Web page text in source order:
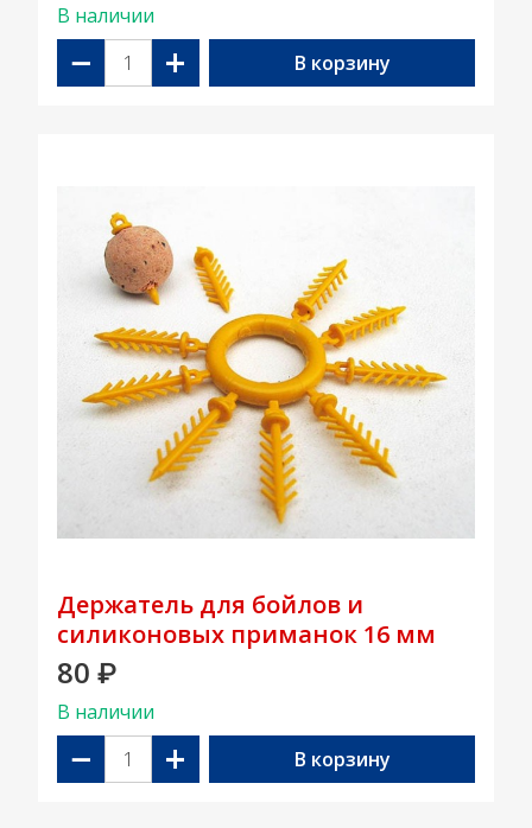
В наличии
− + В корзину
Держатель для бойлов и
силиконовых приманок 16 мм
80 ₽
В наличии
− + В корзину